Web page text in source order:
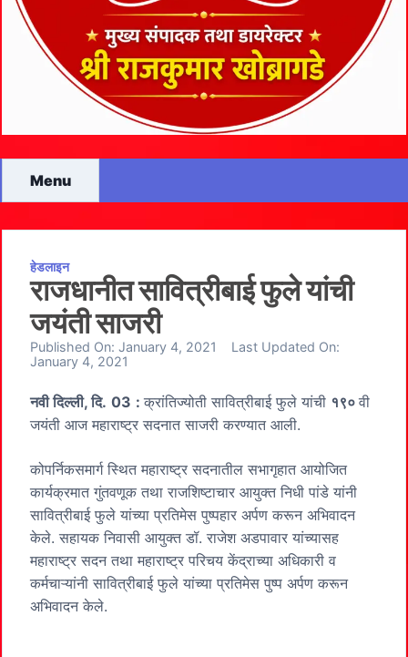
Menu
हेडलाइन
राजधानीत सावित्रीबाई फुले यांची
जयंती साजरी
Published On: January 4, 2021
Last Updated On:
January 4, 2021
नवी दिल्ली, दि. 03 : क्रांतिज्योती सावित्रीबाई फुले यांची १९० वी
जयंती आज महाराष्ट्र सदनात साजरी करण्यात आली.
कोपर्निकसमार्ग स्थित महाराष्ट्र सदनातील सभागृहात आयोजित
कार्यक्रमात गुंतवणूक तथा राजशिष्टाचार आयुक्त निधी पांडे यांनी
सावित्रीबाई फुले यांच्या प्रतिमेस पुष्पहार अर्पण करून अभिवादन
केले. सहायक निवासी आयुक्त डॉ. राजेश अडपावार यांच्यासह
महाराष्ट्र सदन तथा महाराष्ट्र परिचय केंद्राच्या अधिकारी व
कर्मचाऱ्यांनी सावित्रीबाई फुले यांच्या प्रतिमेस पुष्प अर्पण करून
अभिवादन केले.